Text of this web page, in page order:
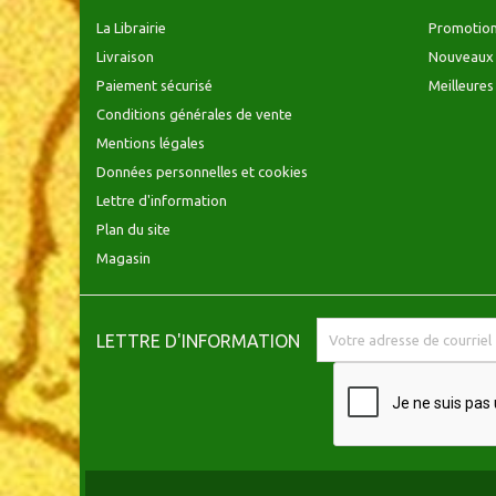
La Librairie
Livraison
Paiement sécurisé
Conditions générales de vente
Mentions légales
Données personnelles et cookies
Lettre d'information
Plan du site
Magasin
Nouveaux
LETTRE D'INFORMATION